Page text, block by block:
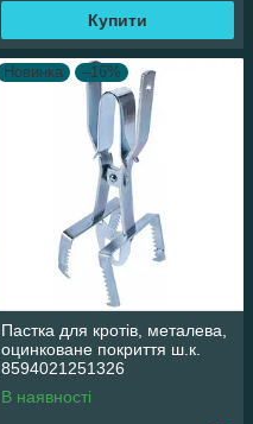
Купити
Новинка –16%
Пастка для кротів, металева,
оцинковане покриття ш.к.
8594021251326
В наявності